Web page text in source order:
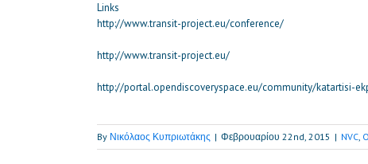
Links
http://www.transit-project.eu/conference/
http://www.transit-project.eu/
http://portal.opendiscoveryspace.eu/community/katartisi-
By Νικόλαος Κυπριωτάκης | Φεβρουαρίου 22nd, 2015 | NVC,